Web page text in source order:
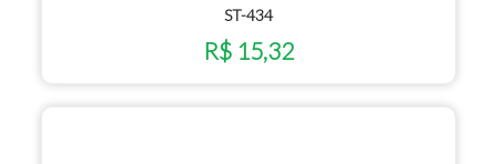
ST-434
R$ 15,32